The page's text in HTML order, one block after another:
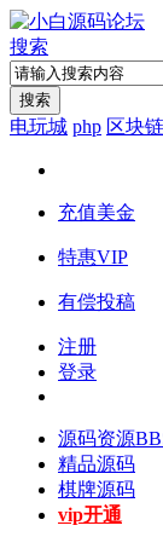
搜索
搜索
电玩城 php 区块链
充值美金
特惠VIP
有偿投稿
注册
登录
源码资源
精品源码
棋牌源码
vip开通